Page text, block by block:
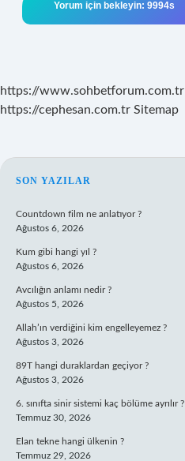
https://www.sohbetforum.com.tr
https://cephesan.com.tr Sitemap
SIDEBAR
SON YAZILAR
Countdown film ne anlatıyor ?
Ağustos 6, 2026
Kum gibi hangi yıl ?
Ağustos 6, 2026
Avcılığın anlamı nedir ?
Ağustos 5, 2026
Allah’ın verdiğini kim engelleyemez ?
Ağustos 3, 2026
89T hangi duraklardan geçiyor ?
Ağustos 3, 2026
6. sınıfta sinir sistemi kaç bölüme ayrılır ?
Temmuz 30, 2026
Elan tekne hangi ülkenin ?
Temmuz 29, 2026